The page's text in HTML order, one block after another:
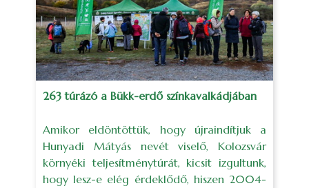
263 túrázó a Bükk-erdő színkavalkádjában
Amikor eldöntöttük, hogy újraindítjuk a
Hunyadi Mátyás nevét viselő, Kolozsvár
környéki teljesítménytúrát, kicsit izgultunk,
hogy lesz-e elég érdeklődő, hiszen 2004-